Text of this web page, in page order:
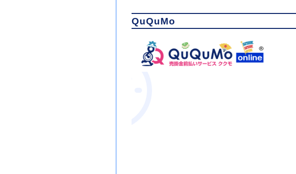
QuQuMo